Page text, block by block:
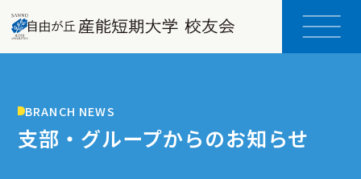
BRANCH NEWS
支部・グループからのお知らせ